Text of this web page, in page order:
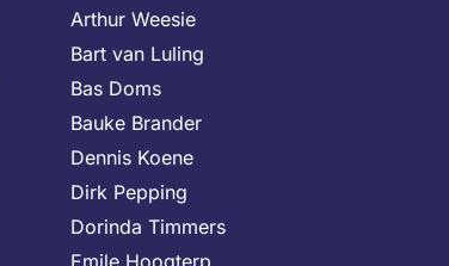
Arthur Weesie
Bart van Luling
Bas Doms
Bauke Brander
Dennis Koene
Dirk Pepping
Dorinda Timmers
Emile Hoogterp